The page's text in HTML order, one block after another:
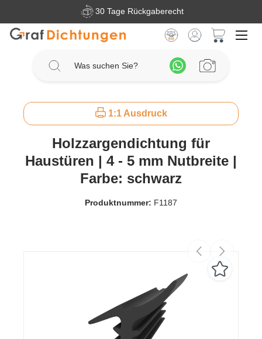
Zum Hauptinhalt springen30 Tage Rückgaberecht
1:1 Ausdruck
Holzzargendichtung für
Haustüren | 4 - 5 mm Nutbreite |
Farbe: schwarz
Produktnummer: F1187